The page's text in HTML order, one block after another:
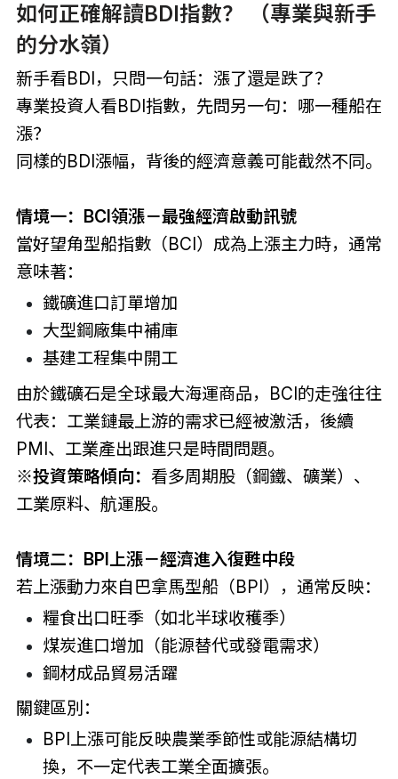
如何正確解讀BDI指數？ （專業與新手
的分水嶺）
新手看BDI，只問一句話：漲了還是跌了？
專業投資人看BDI指數，先問另一句：哪一種船在
漲？
同樣的BDI漲幅，背後的經濟意義可能截然不同。
情境一：BCI領漲－最強經濟啟動訊號
當好望角型船指數（BCI）成為上漲主力時，通常
意味著：
鐵礦進口訂單增加
大型鋼廠集中補庫
基建工程集中開工
由於鐵礦石是全球最大海運商品，BCI的走強往往
代表：工業鏈最上游的需求已經被激活，後續
PMI、工業產出跟進只是時間問題。
※投資策略傾向： 看多周期股（鋼鐵、礦業）、
工業原料、航運股。
情境二：BPI上漲－經濟進入復甦中段
若上漲動力來自巴拿馬型船（BPI），通常反映：
糧食出口旺季（如北半球收穫季）
煤炭進口增加（能源替代或發電需求）
鋼材成品貿易活躍
關鍵區別：
BPI上漲可能反映農業季節性或能源結構切
換，不一定代表工業全面擴張。